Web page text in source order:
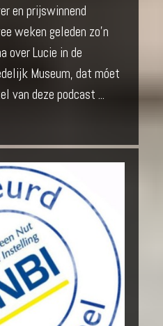
en prijswinnend
weken geleden zo’n
over Lucie in de
Museum, dat móet
van deze podcast ...